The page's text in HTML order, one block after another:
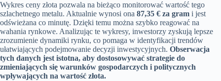
Wykres ceny złota pozwala na bieżąco monitorować wartość tego
szlachetnego metalu. Aktualnie wynosi ona 87,35 € za gram i jest
odświeżana co minutę. Dzięki temu można szybko reagować na
wahania rynkowe. Analizując te wykresy, inwestorzy zyskują lepsze
zrozumienie dynamiki rynku, co pomaga w identyfikacji trendów
ułatwiających podejmowanie decyzji inwestycyjnych. Obserwacja
tych danych jest istotna, aby dostosowywać strategie do
zmieniających się warunków gospodarczych i politycznych
wpływających na wartość złota.